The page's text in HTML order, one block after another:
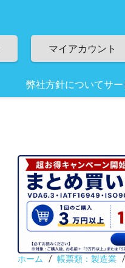
マイアカウント
弊社方針についてサ
ホーム / 帳票類：製造業 /